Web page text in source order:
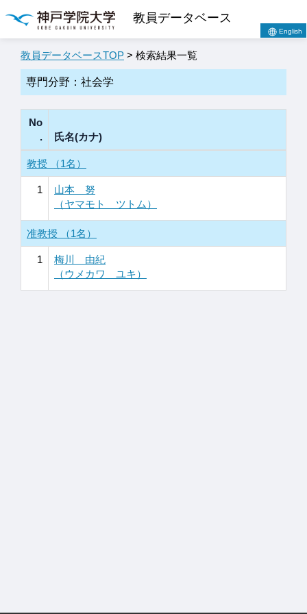
教員データベース
English
教員データベースTOP > 検索結果一覧
専門分野：社会学
No
.
氏名(カナ)
教授 （1名）
1
山本 努
（ヤマモト ツトム）
准教授 （1名）
1
梅川 由紀
（ウメカワ ユキ）